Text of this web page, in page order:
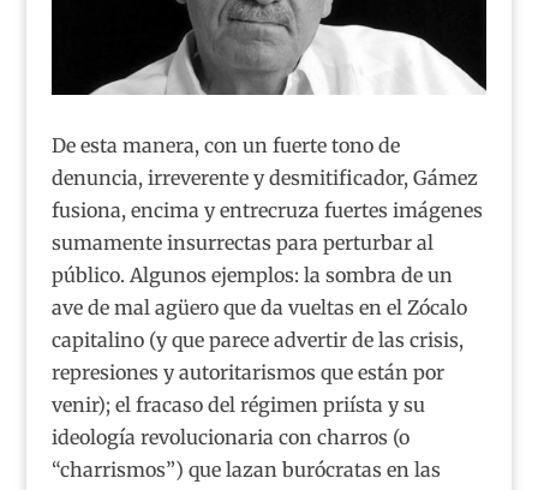
De esta manera, con un fuerte tono de
denuncia, irreverente y desmitificador, Gámez
fusiona, encima y entrecruza fuertes imágenes
sumamente insurrectas para perturbar al
público. Algunos ejemplos: la sombra de un
ave de mal agüero que da vueltas en el Zócalo
capitalino (y que parece advertir de las crisis,
represiones y autoritarismos que están por
venir); el fracaso del régimen priísta y su
ideología revolucionaria con charros (o
“charrismos”) que lazan burócratas en las